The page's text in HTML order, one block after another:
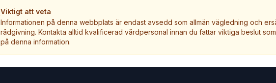
Viktigt att veta
Informationen på denna webbplats är endast avsedd som allmän vägledning och
rådgivning. Kontakta alltid kvalificerad vårdpersonal innan du fattar viktiga beslut
på denna information.